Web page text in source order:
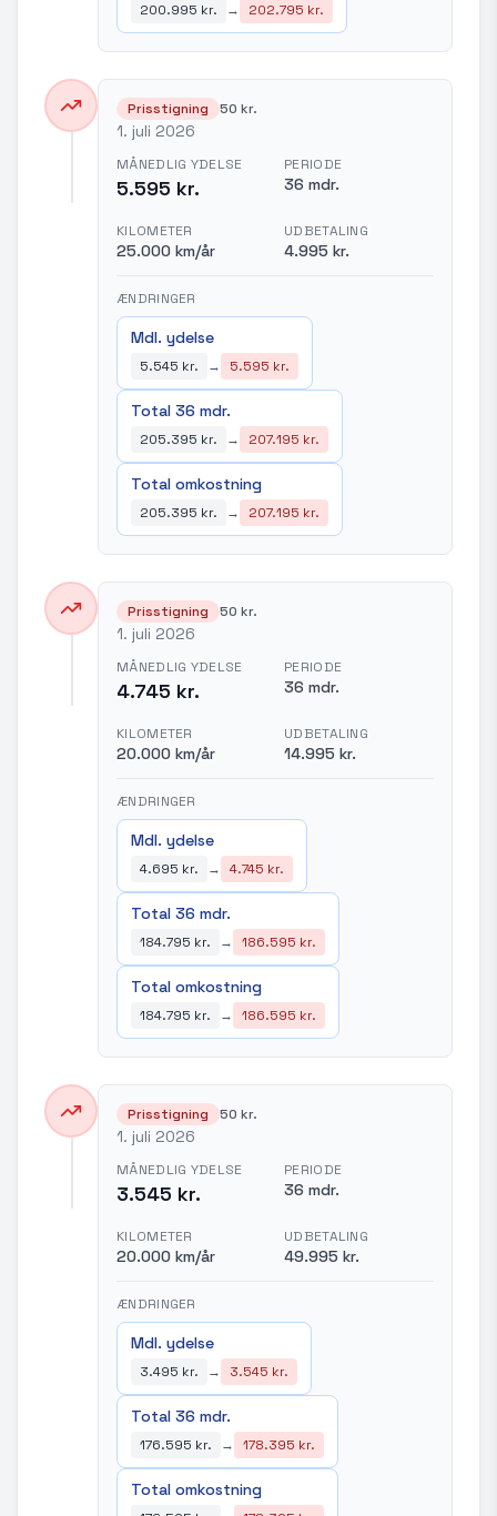
200.995 kr. → 202.795 kr.
Prisstigning 50 kr.
1. juli 2026
MÅNEDLIG YDELSE
5.595 kr.
PERIODE
36 mdr.
KILOMETER
25.000 km/år
UDBETALING
4.995 kr.
ÆNDRINGER
Mdl. ydelse
5.545 kr. → 5.595 kr.
Total 36 mdr.
205.395 kr. → 207.195 kr.
Total omkostning
205.395 kr. → 207.195 kr.
Prisstigning 50 kr.
1. juli 2026
MÅNEDLIG YDELSE
4.745 kr.
PERIODE
36 mdr.
KILOMETER
20.000 km/år
UDBETALING
14.995 kr.
ÆNDRINGER
Mdl. ydelse
4.695 kr. → 4.745 kr.
Total 36 mdr.
184.795 kr. → 186.595 kr.
Total omkostning
184.795 kr. → 186.595 kr.
Prisstigning 50 kr.
1. juli 2026
MÅNEDLIG YDELSE
3.545 kr.
PERIODE
36 mdr.
KILOMETER
20.000 km/år
UDBETALING
49.995 kr.
ÆNDRINGER
Mdl. ydelse
3.495 kr. → 3.545 kr.
Total 36 mdr.
176.595 kr. → 178.395 kr.
Total omkostning